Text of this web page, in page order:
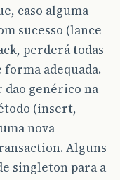
caso alguma
sucesso (lance
perderá todas
adequada.
dao genérico na
(insert,
nova
Alguns
singleton para a